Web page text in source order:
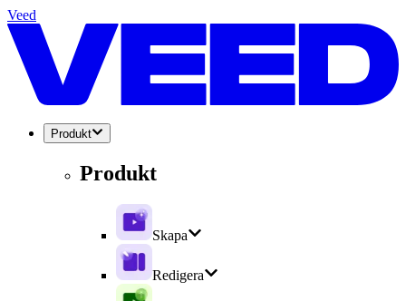
Veed
Produkt
Produkt
Skapa
Redigera